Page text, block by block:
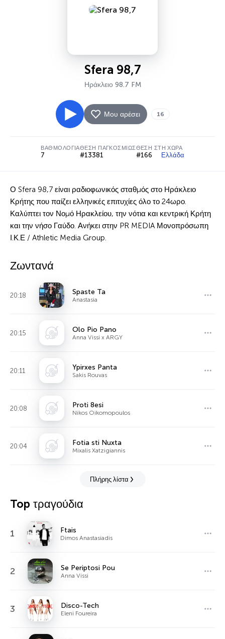
Sfera 98,7
Ηράκλειο 98.7 FM
Μου αρέσει 16
ΒΑΘΜΟΛΟΓΊΑ
7
ΘΈΣΗ ΠΑΓΚΟΣΜΊΩΣ
#13381
ΘΈΣΗ ΣΤΗ ΧΏΡΑ
#166 Ελλάδα
Ο Sfera 98,7 είναι ραδιοφωνικός σταθμός στο Ηράκλειο
Κρήτης που παίζει ελληνικές επιτυχίες όλο το 24ωρο.
Καλύπτει τον Νομό Ηρακλείου, την νότια και κεντρική Κρήτη
και την νήσο Γαύδο. Ανήκει στην PR MEDIA Μονοπρόσωπη
Ι.Κ.Ε / Athletic Media Group.
Ζωντανά
20:18 Spaste Ta
Anastasia
20:15 Olo Pio Pano
Anna Vissi x ARGY
20:11 Ypirxes Panta
Sakis Rouvas
20:08 Proti 8esi
Nikos Oikomopoulos
20:04 Fotia sti Nuxta
Mixalis Xatzigiannis
Πλήρης λίστα
Top τραγούδια
1 Ftais
Dimos Anastasiadis
2 Se Periptosi Pou
Anna Vissi
3 Disco-Tech
Eleni Foureira